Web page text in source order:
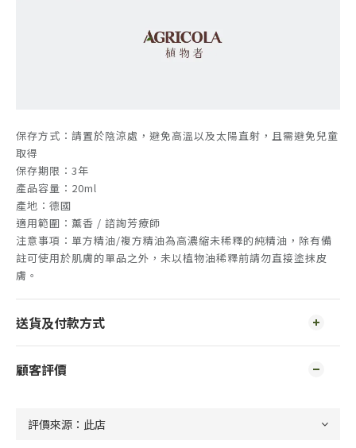
保存方式：請置於陰涼處，避免高溫以及太陽直射，且需避免兒童
取得
保存期限：3年
產品容量：20ml
產地：德國
適用範圍：薰香 / 諮詢芳療師
注意事項：單方精油/複方精油為高濃縮未稀釋的純精油，除有備
註可使用於肌膚的單品之外，未以植物油稀釋前請勿直接塗抹皮
膚。
送貨及付款方式
顧客評價